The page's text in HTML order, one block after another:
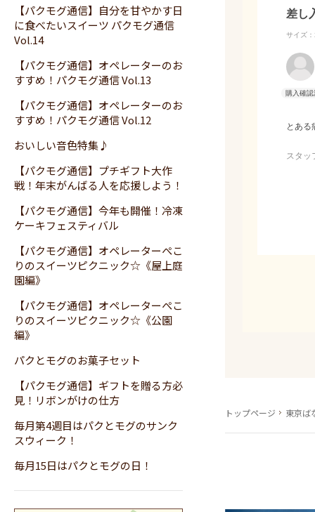
【パクモグ通信】自分を甘やかす日
に食べたいスイーツ パクモグ通信
Vol.14
【パクモグ通信】オペレーターのお
すすめ！パクモグ通信 Vol.13
【パクモグ通信】オペレーターのお
すすめ！パクモグ通信 Vol.12
おいしい音色特集♪
【パクモグ通信】プチギフト大作
戦！年末がんばる人を応援しよう！
【パクモグ通信】今年も開催！冷凍
ケーキフェスティバル
【パクモグ通信】オペレーターぺこ
りのスイーツピクニック☆《屋上庭
園編》
【パクモグ通信】オペレーターぺこ
りのスイーツピクニック☆《公園
編》
パクとモグのお菓子セット
【パクモグ通信】ギフトを贈る方必
見！リボンがけの仕方
毎月第4週目はパクとモグのサンク
スウィーク！
毎月15日はパクとモグの日！
差し
サイズ
とある
スタッ
トップページ 東京ば